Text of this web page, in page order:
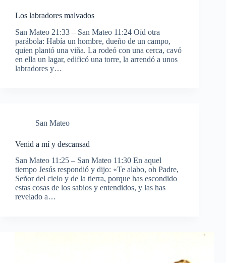
Los labradores malvados
San Mateo 21:33 – San Mateo 11:24 Oíd otra
parábola: Había un hombre, dueño de un campo,
quien plantó una viña. La rodeó con una cerca, cavó
en ella un lagar, edificó una torre, la arrendó a unos
labradores y…
San Mateo
Venid a mí y descansad
San Mateo 11:25 – San Mateo 11:30 En aquel
tiempo Jesús respondió y dijo: «Te alabo, oh Padre,
Señor del cielo y de la tierra, porque has escondido
estas cosas de los sabios y entendidos, y las has
revelado a…